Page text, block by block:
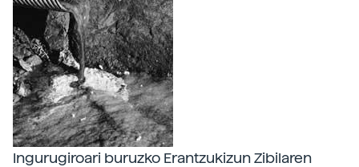
Ingurugiroari buruzko Erantzukizun Zibilaren